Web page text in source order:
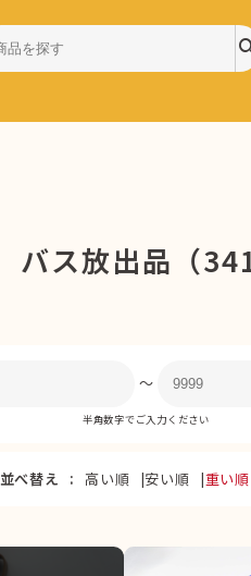
バス放出品（341
〜
半角数字でご入力ください
並べ替え 高い順 安い順 重い順